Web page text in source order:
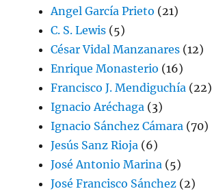
Angel García Prieto (21)
C. S. Lewis (5)
César Vidal Manzanares (12)
Enrique Monasterio (16)
Francisco J. Mendiguchía (22)
Ignacio Aréchaga (3)
Ignacio Sánchez Cámara (70)
Jesús Sanz Rioja (6)
José Antonio Marina (5)
José Francisco Sánchez (2)